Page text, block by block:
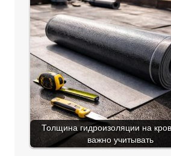
Толщина гидроизоляции на
важно учитывать